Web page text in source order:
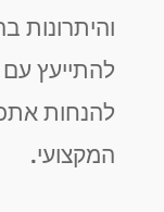
והיתרונות
להתייעץ
להנחות
המקצועי.